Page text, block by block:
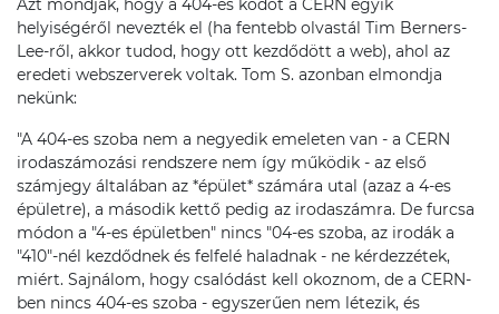
Azt mondják, hogy a 404-es kódot a CERN egyik
helyiségéről nevezték el (ha fentebb olvastál Tim Berners-
Lee-ről, akkor tudod, hogy ott kezdődött a web), ahol az
eredeti webszerverek voltak. Tom S. azonban elmondja
nekünk:
"A 404-es szoba nem a negyedik emeleten van - a CERN
irodaszámozási rendszere nem így működik - az első
számjegy általában az *épület* számára utal (azaz a 4-es
épületre), a második kettő pedig az irodaszámra. De furcsa
módon a "4-es épületben" nincs "04-es szoba, az irodák a
"410"-nél kezdődnek és felfelé haladnak - ne kérdezzétek,
miért. Sajnálom, hogy csalódást kell okoznom, de a CERN-
ben nincs 404-es szoba - egyszerűen nem létezik, és